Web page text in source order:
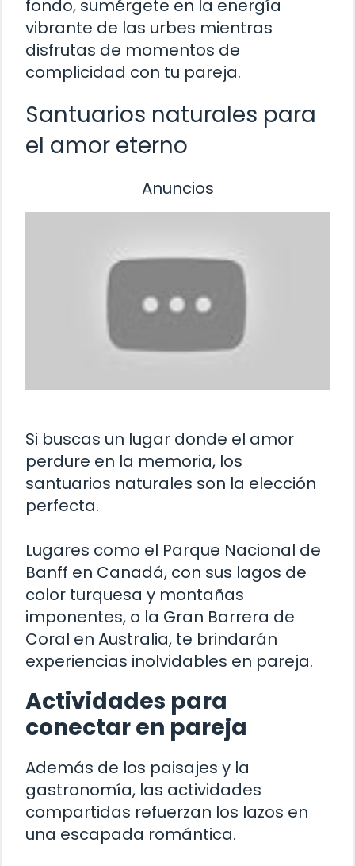
fondo, sumérgete en la energía
vibrante de las urbes mientras
disfrutas de momentos de
complicidad con tu pareja.
Santuarios naturales para
el amor eterno
Anuncios
Si buscas un lugar donde el amor
perdure en la memoria, los
santuarios naturales son la elección
perfecta.
Lugares como el Parque Nacional de
Banff en Canadá, con sus lagos de
color turquesa y montañas
imponentes, o la Gran Barrera de
Coral en Australia, te brindarán
experiencias inolvidables en pareja.
Actividades para
conectar en pareja
Además de los paisajes y la
gastronomía, las actividades
compartidas refuerzan los lazos en
una escapada romántica.